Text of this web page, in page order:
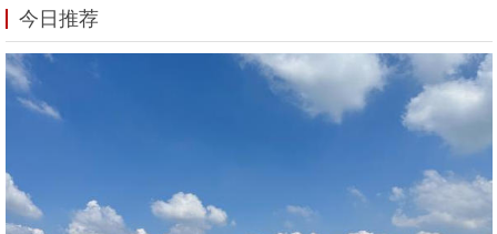
今日推荐